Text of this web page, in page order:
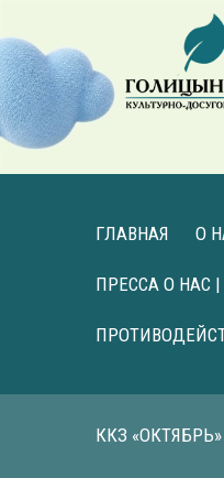
ГЛАВНАЯ О
ПРЕССА О НАС
ККЗ «ОКТЯБРЬ»